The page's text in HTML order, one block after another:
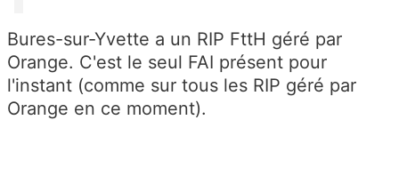
Bures-sur-Yvette a un RIP FttH géré par
Orange. C'est le seul FAI présent pour
l'instant (comme sur tous les RIP géré par
Orange en ce moment).